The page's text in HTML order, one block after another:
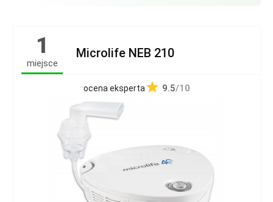
1
miejsce
Microlife NEB 210
ocena eksperta 9.5/10